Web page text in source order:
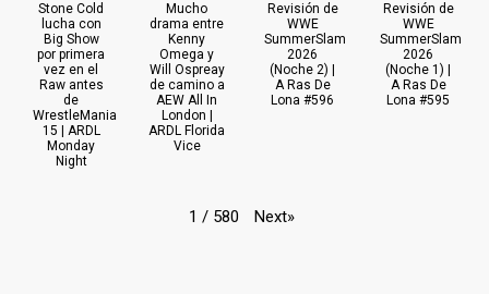
Stone Cold
lucha con
Big Show
por primera
vez en el
Raw antes
de
WrestleMania
15 | ARDL
Monday
Night
Mucho
drama entre
Kenny
Omega y
Will Ospreay
de camino a
AEW All In
London |
ARDL Florida
Vice
Revisión de
WWE
SummerSlam
2026
(Noche 2) |
A Ras De
Lona #596
Revisión de
WWE
SummerSlam
2026
(Noche 1) |
A Ras De
Lona #595
1 / 580 Next»